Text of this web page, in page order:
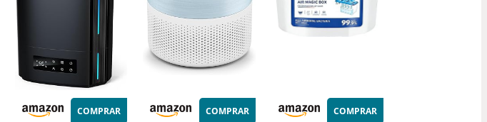
COMPRAR COMPRAR COMPRAR